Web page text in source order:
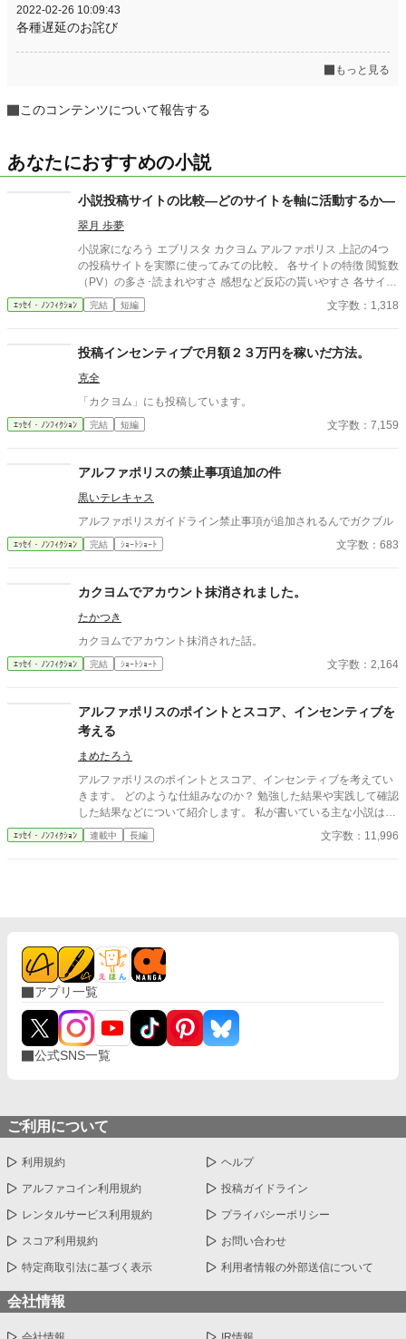
2022-02-26 10:09:43
各種遅延のお詫び
もっと見る
このコンテンツについて報告する
あなたにおすすめの小説
小説投稿サイトの比較―どのサイトを軸に活動するか―
翠月 歩夢
小説家になろう エブリスタ カクヨム アルファポリス 上記の4つ
の投稿サイトを実際に使ってみての比較。 各サイトの特徴 閲覧数
（PV）の多さ･読まれやすさ 感想など反応の貰いやすさ 各サイト
のジャンル傾向 以上を基準に比較する。 ☆どのサイトを使おうか
と色々試している時に軽く整理したメモがあり、せっかくなので
まとめたものなので短く簡単にしかまとめてないので、もっと詳
しく知りたい場合は他の人のを参考にすることを推奨します。
ｴｯｾｲ・ﾉﾝﾌｨｸｼｮﾝ 完結 短編 文字数：1,318
投稿インセンティブで月額２３万円を稼いだ方法。
克全
「カクヨム」にも投稿しています。
ｴｯｾｲ・ﾉﾝﾌｨｸｼｮﾝ 完結 短編 文字数：7,159
アルファポリスの禁止事項追加の件
黒いテレキャス
アルファポリスガイドライン禁止事項が追加されるんでガクブル
ｴｯｾｲ・ﾉﾝﾌｨｸｼｮﾝ 完結 ｼｮｰﾄｼｮｰﾄ 文字数：683
カクヨムでアカウント抹消されました。
たかつき
カクヨムでアカウント抹消された話。
ｴｯｾｲ・ﾉﾝﾌｨｸｼｮﾝ 完結 ｼｮｰﾄｼｮｰﾄ 文字数：2,164
アルファポリスのポイントとスコア、インセンティブを
考える
まめたろう
アルファポリスのポイントとスコア、インセンティブを考えてい
きます。 どのような仕組みなのか？ 勉強した結果や実践して確認
した結果などについて紹介します。 私が書いている主な小説は以
下の通り。こちらからのポイント、スコア、インセンティブだと
思っていただければと思います（追加の可能性あり）。 今日もダ
ｴｯｾｲ・ﾉﾝﾌｨｸｼｮﾝ 連載中 長編 文字数：11,996
アプリ一覧
公式SNS一覧
ご利用について
利用規約 ヘルプ
アルファコイン利用規約 投稿ガイドライン
レンタルサービス利用規約 プライバシーポリシー
スコア利用規約 お問い合わせ
特定商取引法に基づく表示 利用者情報の外部送信について
会社情報